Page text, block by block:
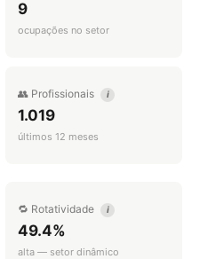
9
ocupações no setor
👥 Profissionais i
1.019
últimos 12 meses
🔁 Rotatividade i
49.4%
alta — setor dinâmico